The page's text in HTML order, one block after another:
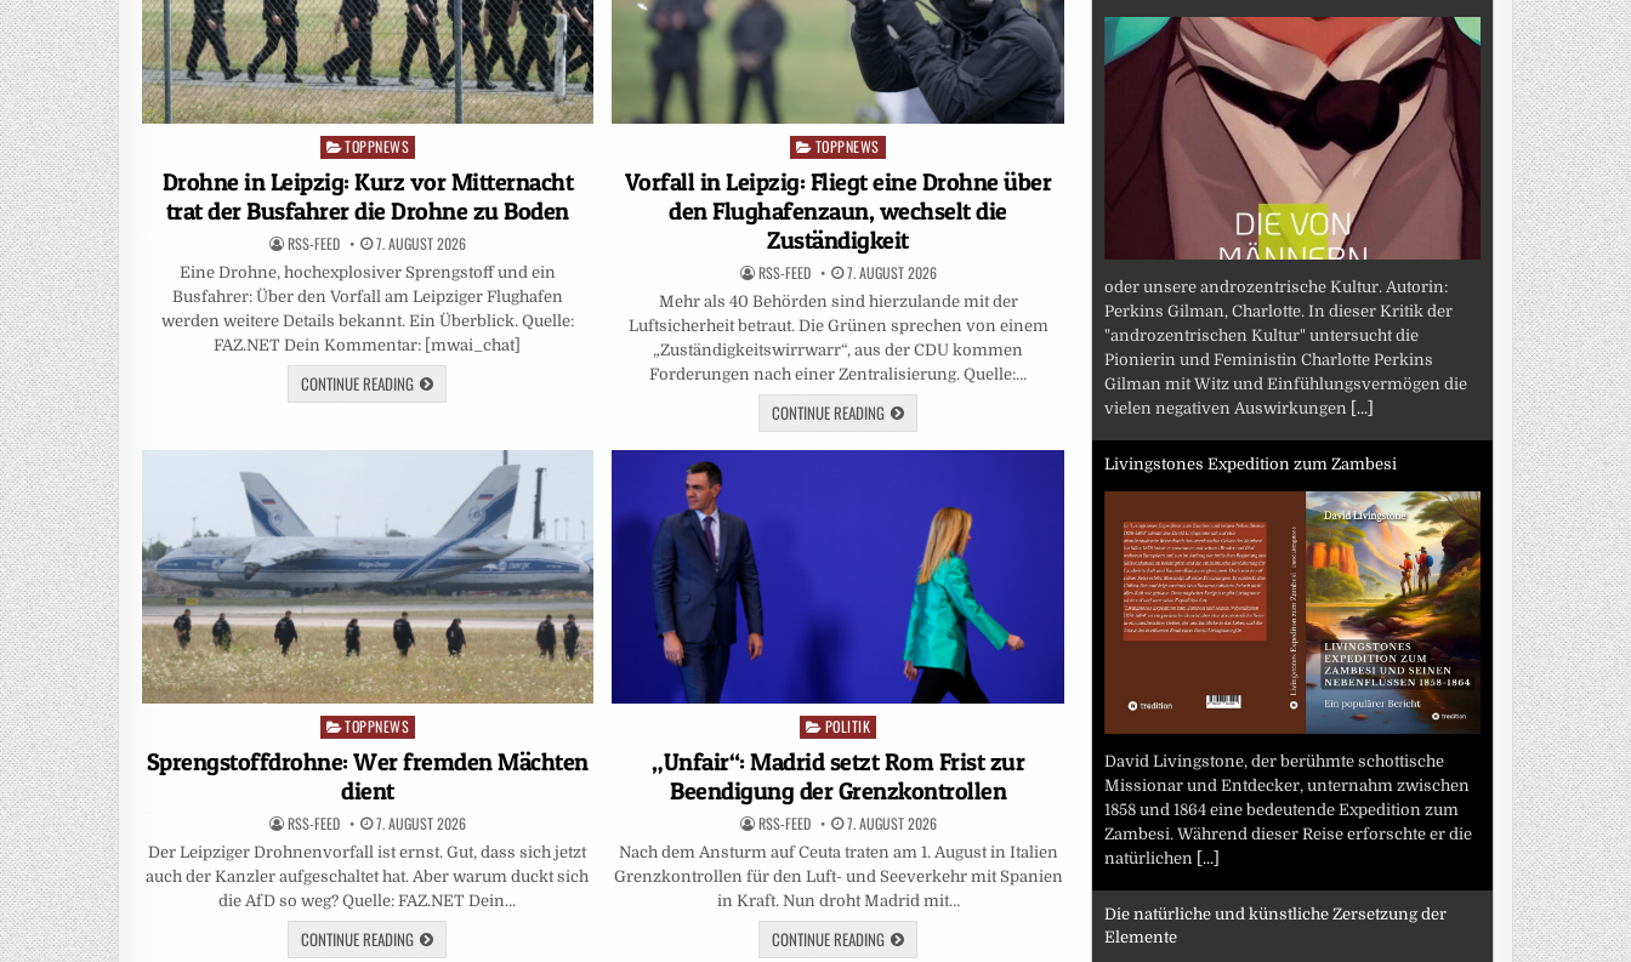
Posted
in
TOPPNEWS
Drohne in Leipzig: Kurz vor Mitternacht
trat der Busfahrer die Drohne zu Boden
RSS-FEED 7. AUGUST 2026
Eine Drohne, hochexplosiver Sprengstoff und ein
Busfahrer: Über den Vorfall am Leipziger Flughafen
werden weitere Details bekannt. Ein Überblick. Quelle:
FAZ.NET Dein Kommentar: [mwai_chat]
CONTINUE READING
Posted
TOPPNEWS
Vorfall in Leipzig: Fliegt eine Drohne über
den Flughafenzaun, wechselt die
Zuständigkeit
RSS-FEED 7. AUGUST 2026
Mehr als 40 Behörden sind hierzulande mit der
Luftsicherheit betraut. Die Grünen sprechen von einem
„Zuständigkeitswirrwarr“, aus der CDU kommen
Forderungen nach einer Zentralisierung. Quelle:…
CONTINUE READING
Posted
TOPPNEWS
Sprengstoffdrohne: Wer fremden Mächten
dient
RSS-FEED 7. AUGUST 2026
Der Leipziger Drohnenvorfall ist ernst. Gut, dass sich jetzt
auch der Kanzler aufgeschaltet hat. Aber warum duckt sich
die AfD so weg? Quelle: FAZ.NET Dein…
CONTINUE READING
Posted
in
POLITIK
„Unfair“: Madrid setzt Rom Frist zur
Beendigung der Grenzkontrollen
RSS-FEED 7. AUGUST 2026
Nach dem Ansturm auf Ceuta traten am 1. August in Italien
Grenzkontrollen für den Luft- und Seeverkehr mit Spanien
in Kraft. Nun droht Madrid mit…
CONTINUE READING
oder unsere androzentrische Kultur. Autorin:
Perkins Gilman, Charlotte. In dieser Kritik der
"androzentrischen Kultur" untersucht die
Pionierin und Feministin Charlotte Perkins
Gilman mit Witz und Einfühlungsvermögen die
vielen negativen Auswirkungen [...]
Livingstones Expedition zum Zambesi
David Livingstone, der berühmte schottische
Missionar und Entdecker, unternahm zwischen
1858 und 1864 eine bedeutende Expedition zum
Zambesi. Während dieser Reise erforschte er die
natürlichen [...]
Die natürliche und künstliche Zersetzung der
Elemente